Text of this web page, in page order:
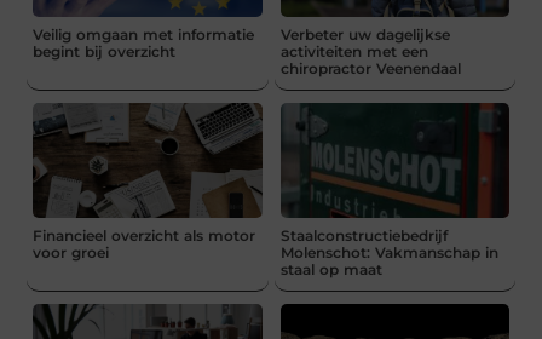
Veilig omgaan met informatie
begint bij overzicht
Verbeter uw dagelijkse
activiteiten met een
chiropractor Veenendaal
Financieel overzicht als motor
voor groei
Staalconstructiebedrijf
Molenschot: Vakmanschap in
staal op maat